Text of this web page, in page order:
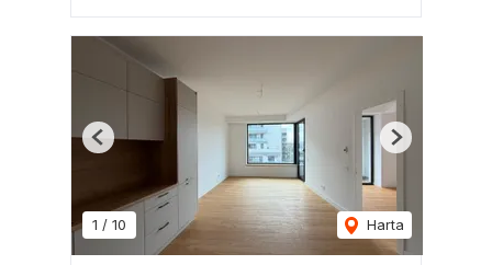
1 / 10 Harta
Previous Next